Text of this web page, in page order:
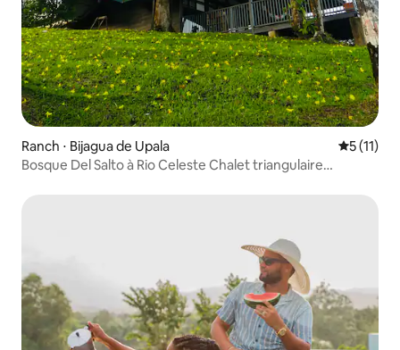
Ranch ⋅ Bijagua de Upala
5 (11)
Bosque Del Salto à Rio Celeste Chalet triangulaire